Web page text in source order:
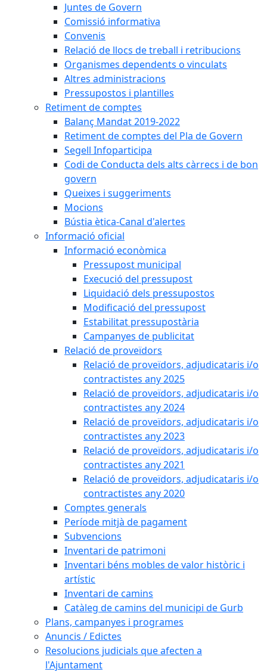
Juntes de Govern
Comissió informativa
Convenis
Relació de llocs de treball i retribucions
Organismes dependents o vinculats
Altres administracions
Pressupostos i plantilles
Retiment de comptes
Balanç Mandat 2019-2022
Retiment de comptes del Pla de Govern
Segell Infoparticipa
Codi de Conducta dels alts càrrecs i de bon
govern
Queixes i suggeriments
Mocions
Bústia ètica-Canal d'alertes
Informació oficial
Informació econòmica
Pressupost municipal
Execució del pressupost
Liquidació dels pressupostos
Modificació del pressupost
Estabilitat pressupostària
Campanyes de publicitat
Relació de proveïdors
Relació de proveïdors, adjudicataris i/o
contractistes any 2025
Relació de proveïdors, adjudicataris i/o
contractistes any 2024
Relació de proveïdors, adjudicataris i/o
contractistes any 2023
Relació de proveïdors, adjudicataris i/o
contractistes any 2021
Relació de proveïdors, adjudicataris i/o
contractistes any 2020
Comptes generals
Període mitjà de pagament
Subvencions
Inventari de patrimoni
Inventari béns mobles de valor històric i
artístic
Inventari de camins
Catàleg de camins del municipi de Gurb
Plans, campanyes i programes
Anuncis / Edictes
Resolucions judicials que afecten a
l'Ajuntament